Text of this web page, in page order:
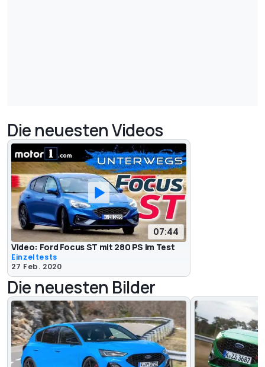
Die neuesten Videos
07:44
Video: Ford Focus ST mit 280 PS im Test
Einzeltests
27 Feb. 2020
Die neuesten Bilder